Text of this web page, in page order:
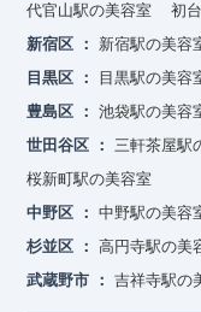
代官山駅の美容室
初
新宿区
新宿駅の美容
目黒区
目黒駅の美容
豊島区
池袋駅の美容
世田谷区
三軒茶屋駅
桜新町駅の美容室
中野区
中野駅の美容
杉並区
高円寺駅の美
武蔵野市
吉祥寺駅の